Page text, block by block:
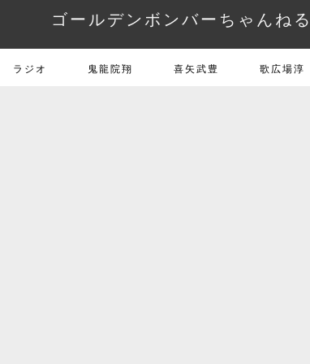
ゴールデンボンバーちゃんねる
ラジオ 鬼龍院翔 喜矢武豊 歌広場淳